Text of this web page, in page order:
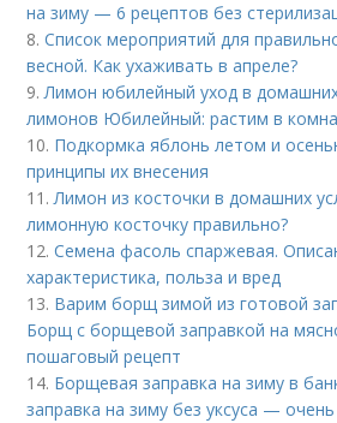
на зиму — 6 рецептов без
8.Список мероприятий для
весной. Как ухаживать в апреле?
9.Лимон юбилейный уход в
лимонов Юбилейный: растим в
10. Подкормка яблонь летом и
принципы их внесения
11.Лимон из косточки в домашних
лимонную косточку правильно?
12.Семена фасоль спаржевая.
характеристика, польза и вред
13. Варим борщ зимой из готовой
Борщ с борщевой заправкой на
пошаговый рецепт
14. Борщевая заправка на зиму в
заправка на зиму без уксуса —